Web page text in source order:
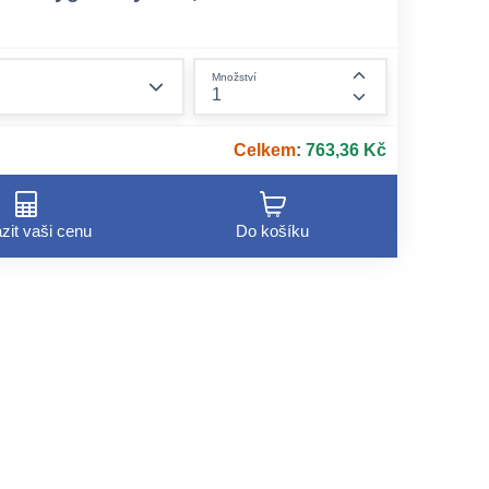
Množství
form.increase-
Celkem: 763,36 Kč
vaši cenu Do košíku